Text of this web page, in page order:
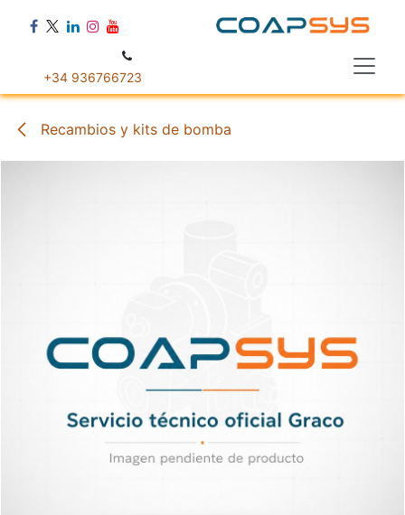
+34 936766723
Recambios y kits de bomba